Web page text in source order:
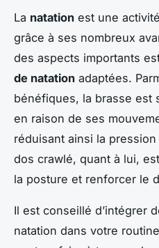
La natation est une
grâce à ses nombreux
des aspects importants
de natation adaptées.
bénéfiques, la brasse est
en raison de ses
réduisant ainsi la
dos crawlé, quant à lui,
la posture et renforcer le
Il est conseillé d’intégrer
natation dans votre